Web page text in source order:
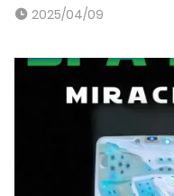
2025/04/09